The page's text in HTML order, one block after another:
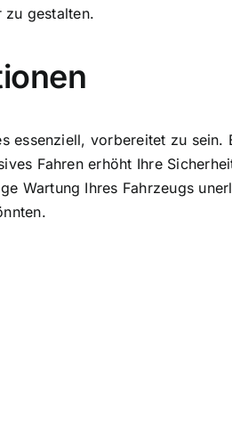
zu gestalten.
essenziell, vorbereitet zu
Fahren erhöht Ihre
Wartung Ihres Fahrzeugs